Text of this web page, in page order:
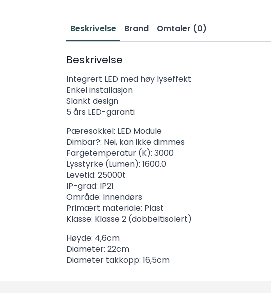
Beskrivelse Brand Omtaler (0)
Beskrivelse
Integrert LED med høy lyseffekt
Enkel installasjon
Slankt design
5 års LED-garanti
Pæresokkel: LED Module
Dimbar?: Nei, kan ikke dimmes
Fargetemperatur (K): 3000
Lysstyrke (Lumen): 1600.0
Levetid: 25000t
IP-grad: IP21
Område: Innendørs
Primært materiale: Plast
Klasse: Klasse 2 (dobbeltisolert)
Høyde: 4,6cm
Diameter: 22cm
Diameter takkopp: 16,5cm